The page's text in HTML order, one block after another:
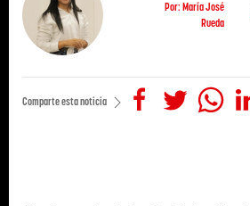
Por: María José
Rueda
Comparte esta noticia